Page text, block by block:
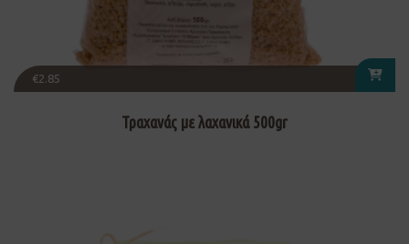
€2.85
Τραχανάς με λαχανικά 500gr